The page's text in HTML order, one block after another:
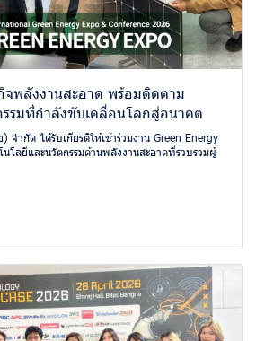
จพลังงานสะอาด พร้อมติดตาม
รมที่กำลังขับเคลื่อนโลกสู่อนาคต
ำกัด ได้รับเกียรติให้เข้าร่วมงาน Green Energy
โลยีและนวัตกรรมด้านพลังงานสะอาดที่รวบรวมผู้